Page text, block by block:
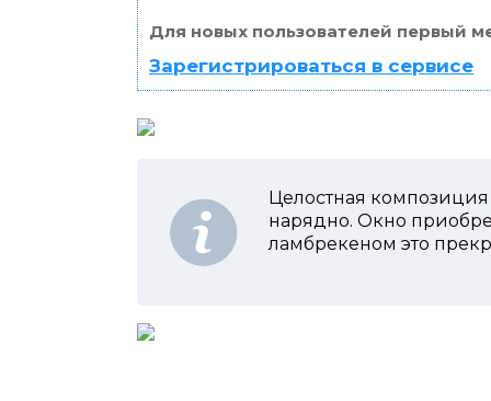
Для новых пользователей первый
Зарегистрироваться в сервисе
Целостная
нарядно. Окно
ламбрекеном это